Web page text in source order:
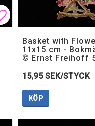
Lägg till i
Lägg till i
Basket with
11x15 cm -
© Ernst Freihoff
15,95 SEK/STYCK
KÖP